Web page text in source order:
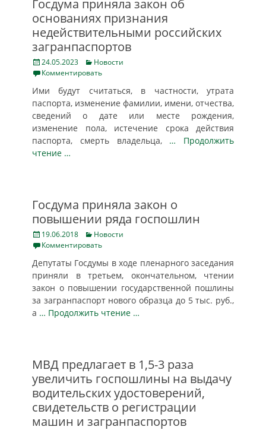
Госдума приняла закон об
основаниях признания
недействительными российских
загранпаспортов
Posted
on
24.05.2023 Categories
Новости
Комментировать
Ими будут считаться, в частности, утрата
паспорта, изменение фамилии, имени, отчества,
сведений о дате или месте рождения,
изменение пола, истечение срока действия
паспорта, смерть владельца, … Продолжить
чтение …
Госдума приняла закон о
повышении ряда госпошлин
Posted
on
19.06.2018 Categories
Новости
Комментировать
Депутаты Госдумы в ходе пленарного заседания
приняли в третьем, окончательном, чтении
закон о повышении государственной пошлины
за загранпаспорт нового образца до 5 тыс. руб.,
а … Продолжить чтение …
МВД предлагает в 1,5-3 раза
увеличить госпошлины на выдачу
водительских удостоверений,
свидетельств о регистрации
машин и загранпаспортов